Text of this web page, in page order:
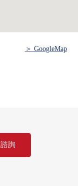
＞ GoogleMap
諮詢